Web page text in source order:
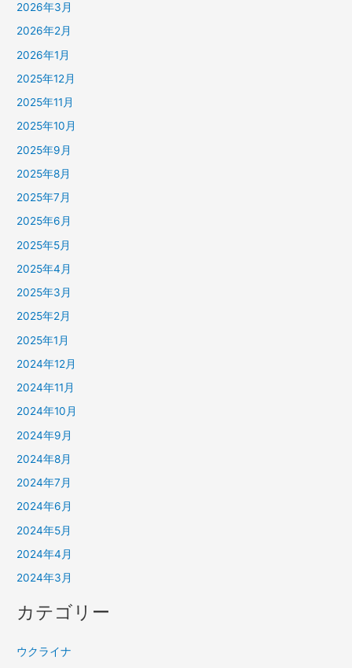
2026年3月
2026年2月
2026年1月
2025年12月
2025年11月
2025年10月
2025年9月
2025年8月
2025年7月
2025年6月
2025年5月
2025年4月
2025年3月
2025年2月
2025年1月
2024年12月
2024年11月
2024年10月
2024年9月
2024年8月
2024年7月
2024年6月
2024年5月
2024年4月
2024年3月
カテゴリー
ウクライナ